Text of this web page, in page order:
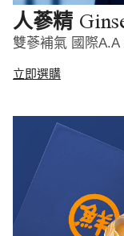
人蔘精
雙蔘補氣 國際
立即選購